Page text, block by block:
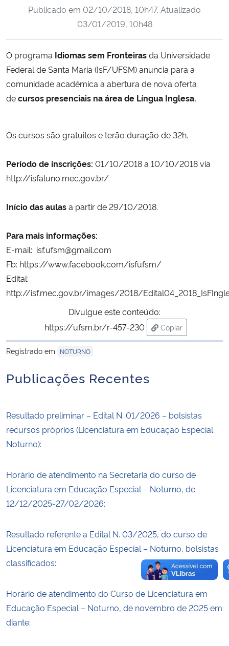
Ministério da Cidadania
Ministério de Minas e Energia
Ministério da Ciência, Tecnologia, Inovações e Comunicações
Ministério do Desenvolvimento Regional
Secretaria-Geral
Secretaria de Governo
Gabinete de Segurança Institucional
Advocacia-Geral da União
Publicado em 02/10/2018, 10h47. Atualizado
03/01/2019, 10h48
O programa Idiomas sem Fronteirasda Universidade
Federal de Santa Maria (IsF/UFSM) anuncia para a
comunidade acadêmica a abertura de nova oferta
decursos presenciais na área de Língua Inglesa.
Os cursos são gratuitos e terão duração de 32h.
Período de inscrições: 01/10/2018 a 10/10/2018 via
http://isfaluno.mec.gov.br/
Início das aulasa partir de 29/10/2018.
Para mais informações:
E-mail: isf.ufsm@gmail.com
Fb: https://www.facebook.com/isfufsm/
Edital:
http://isf.mec.gov.br/images/2018/
Divulgue este conteúdo:
https://ufsm.br/r-457-230
Copiar
para área de
Registrado em
NOTURNO
Publicações Recentes
Resultado preliminar – Edital N. 01/2026 – bolsistas
recursos próprios (Licenciatura em Educação Especial
Noturno):
Horário de atendimento na Secretaria do curso de
Licenciatura em Educação Especial – Noturno, de
12/12/2025-27/02/2026:
Resultado referente a Edital N. 03/2025, do curso de
Licenciatura em Educação Especial – Noturno, bolsistas
classificados:
Horário de atendimento do Curso de Licenciatura em
Educação Especial – Noturno, de novembro de 2025 em
diante: